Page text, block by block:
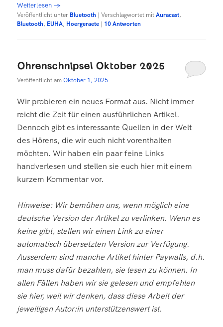
Weiterlesen→
Veröffentlicht unter Bluetooth |Verschlagwortet mitAuracast,
Bluetooth, EUHA, Hoergeraete | 10Antworten
Ohrenschnipsel Oktober 2025
Veröffentlicht amOktober 1, 2025
Wir probieren ein neues Format aus. Nicht immer
reicht die Zeit für einen ausführlichen Artikel.
Dennoch gibt es interessante Quellen in der Welt
des Hörens, die wir euch nicht vorenthalten
möchten. Wir haben ein paar feine Links
handverlesen und stellen sie euch hier mit einem
kurzem Kommentar vor.
Hinweise: Wir bemühen uns, wenn möglich eine
deutsche Version der Artikel zu verlinken. Wenn es
keine gibt, stellen wir einen Link zu einer
automatisch übersetzten Version zur Verfügung.
Ausserdem sind manche Artikel hinter Paywalls, d.h.
man muss dafür bezahlen, sie lesen zu können. In
allen Fällen haben wir sie gelesen und empfehlen
sie hier, weil wir denken, dass diese Arbeit der
jeweiligen Autor:in unterstützenswert ist.